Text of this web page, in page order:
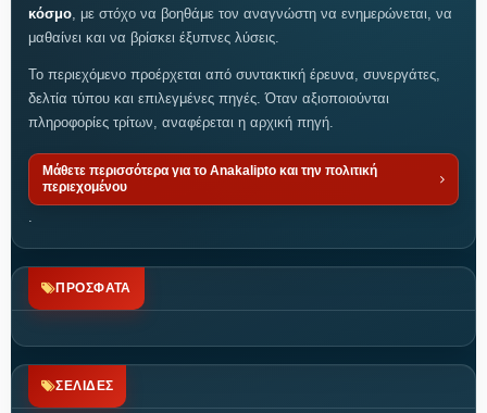
κόσμο, με στόχο να βοηθάμε τον αναγνώστη να ενημερώνεται, να
μαθαίνει και να βρίσκει έξυπνες λύσεις.
Το περιεχόμενο προέρχεται από συντακτική έρευνα, συνεργάτες,
δελτία τύπου και επιλεγμένες πηγές. Όταν αξιοποιούνται
πληροφορίες τρίτων, αναφέρεται η αρχική πηγή.
Μάθετε περισσότερα για το Anakalipto και την πολιτική
περιεχομένου
.
ΠΡΟΣΦΑΤΑ
ΣΕΛΙΔΕΣ